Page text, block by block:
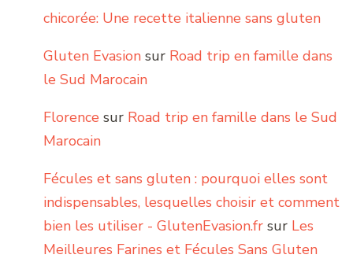
chicorée: Une recette italienne sans gluten
Gluten Evasion sur Road trip en famille dans
le Sud Marocain
Florence sur Road trip en famille dans le Sud
Marocain
Fécules et sans gluten : pourquoi elles sont
indispensables, lesquelles choisir et comment
bien les utiliser - GlutenEvasion.fr sur Les
Meilleures Farines et Fécules Sans Gluten